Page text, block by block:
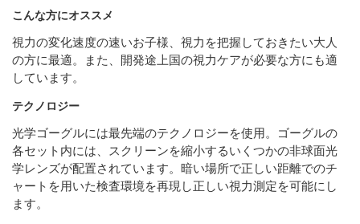
こんな方にオススメ
視力の変化速度の速いお子様、視力を把握しておきたい大人
の方に最適。また、開発途上国の視力ケアが必要な方にも適
しています。
テクノロジー
光学ゴーグルには最先端のテクノロジーを使用。ゴーグルの
各セット内には、スクリーンを縮小するいくつかの非球面光
学レンズが配置されています。暗い場所で正しい距離でのチ
ャートを用いた検査環境を再現し正しい視力測定を可能にし
ます。